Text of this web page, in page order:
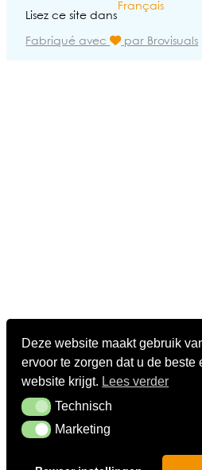
Deze website maakt gebruik
ervoor te zorgen dat u de beste
website krijgt. Lees verder
TechnischTechnisch
MarketingMarketing
Lisez ce site dans
Français
Fabriqué avec par Brovisuals